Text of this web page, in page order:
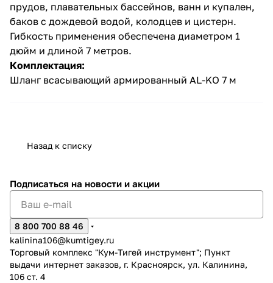
прудов, плавательных бассейнов, ванн и купален,
баков с дождевой водой, колодцев и цистерн.
Гибкость применения обеспечена диаметром 1
дюйм и длиной 7 метров.
Комплектация:
Шланг всасывающий армированный AL-KO 7 м
Назад к списку
Подписаться на новости и акции
8 800 700 88 46
kalinina106@kumtigey.ru
Торговый комплекс "Кум-Тигей инструмент"; Пункт
выдачи интернет заказов, г. Красноярск, ул. Калинина,
106 ст. 4